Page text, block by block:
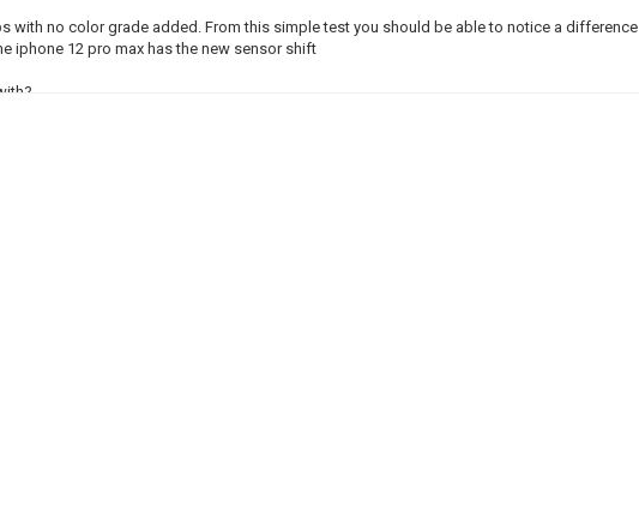
with no color grade added. From this simple test you should be able to notice a difference
iphone 12 pro max has the new sensor shift